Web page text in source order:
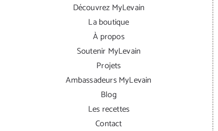
Découvrez MyLevain
La boutique
À propos
Soutenir MyLevain
Projets
Ambassadeurs MyLevain
Blog
Les recettes
Contact